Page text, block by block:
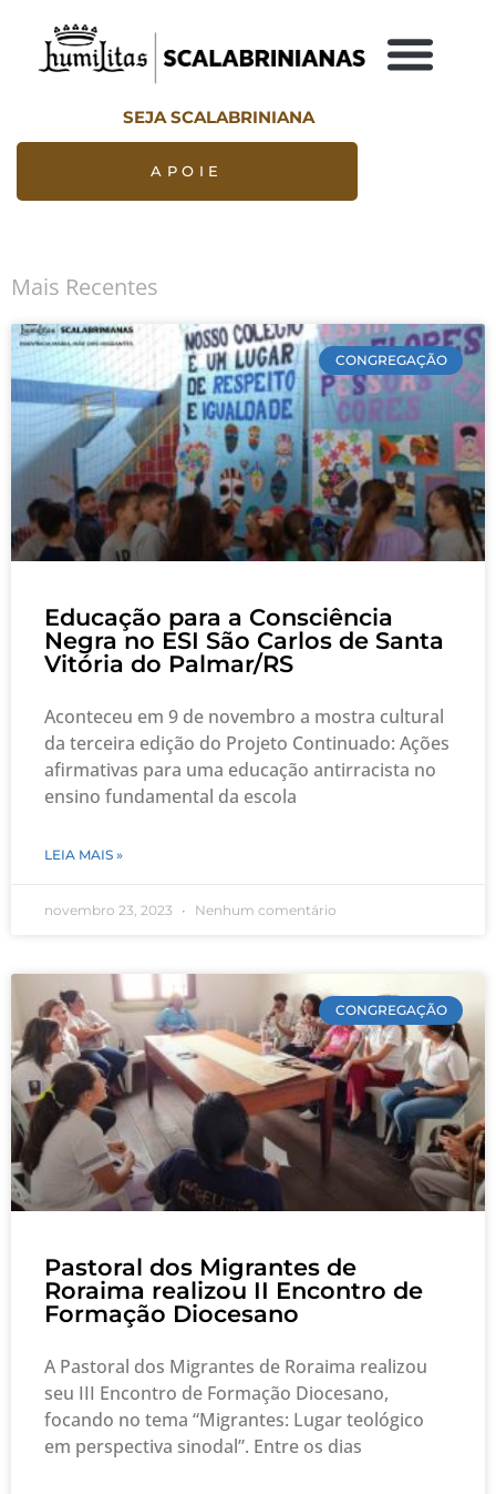
SEJA SCALABRINIANA
APOIE
Mais Recentes
CONGREGAÇÃO
Educação para a Consciência
Negra no ESI São Carlos de Santa
Vitória do Palmar/RS
Aconteceu em 9 de novembro a mostra cultural
da terceira edição do Projeto Continuado: Ações
afirmativas para uma educação antirracista no
ensino fundamental da escola
LEIA MAIS »
novembro 23, 2023 Nenhum comentário
CONGREGAÇÃO
Pastoral dos Migrantes de
Roraima realizou II Encontro de
Formação Diocesano
A Pastoral dos Migrantes de Roraima realizou
seu III Encontro de Formação Diocesano,
focando no tema “Migrantes: Lugar teológico
em perspectiva sinodal”. Entre os dias